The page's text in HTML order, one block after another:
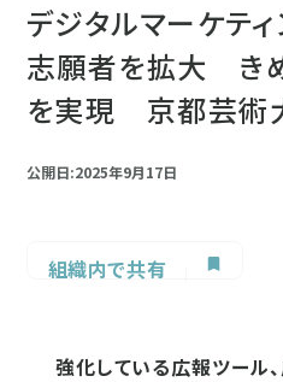
デジタルマーケテ
志願者を拡大 き
を実現 京都芸術
公開日:2025年9月17日
組織内で共有
強化している広報ツール